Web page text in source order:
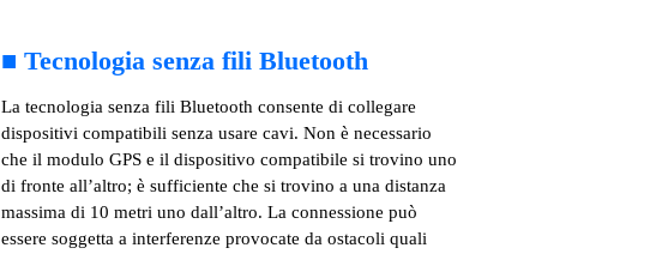
■ Tecnologia senza fili Bluetooth
La tecnologia senza fili Bluetooth consente di collegare
dispositivi compatibili senza usare cavi. Non è necessario
che il modulo GPS e il dispositivo compatibile si trovino uno
di fronte all’altro; è sufficiente che si trovino a una distanza
massima di 10 metri uno dall’altro. La connessione può
essere soggetta a interferenze provocate da ostacoli quali